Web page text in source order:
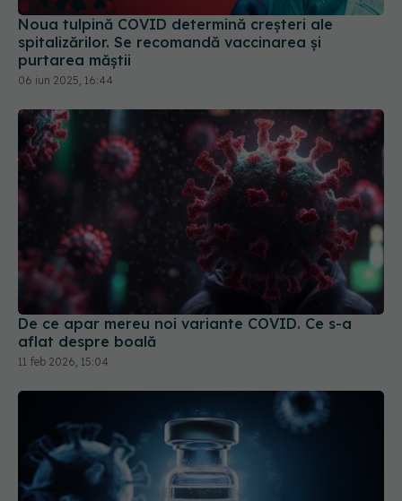
06 iun 2025, 16:44
De ce apar mereu noi variante COVID. Ce s-a
aflat despre boală
11 feb 2026, 15:04